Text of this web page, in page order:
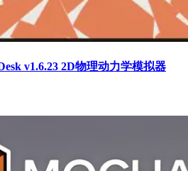
v1.6.23 2D物理动力学模拟器